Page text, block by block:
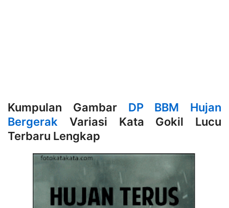
Kumpulan Gambar DP BBM Hujan
Bergerak Variasi Kata Gokil Lucu
Terbaru Lengkap